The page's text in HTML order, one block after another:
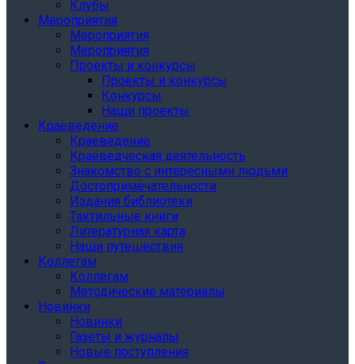
Клубы
Мероприятия
Мероприятия
Мероприятия
Проекты и конкурсы
Проекты и конкурсы
Конкурсы
Наши проекты
Краеведение
Краеведение
Краеведческая деятельность
Знакомство с интересными людьми
Достопримечательности
Издания библиотеки
Тактильные книги
Литературная карта
Наши путешествия
Коллегам
Коллегам
Методические материалы
Новинки
Новинки
Газеты и журналы
Новые поступления